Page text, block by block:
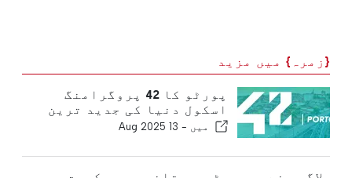
{زمرہ} میں مزید
پورٹو کا 42 پروگرامنگ
اسکول دنیا کی جدید ترین
یونیورسٹیوں میں شامل ہے
میں - 13 Aug 2025